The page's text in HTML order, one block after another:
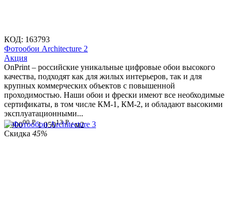
КОД: 163793
Фотообои Architecture 2
Aкция
OnPrint – российские уникальные цифровые обои высокого
качества, подходят как для жилых интерьеров, так и для
крупных коммерческих объектов с повышенной
проходимостью. Наши обои и фрески имеют все необходимые
сертификаты, в том числе КМ-1, КМ-2, и обладают высокими
эксплуатационными...
1 90000 Р 1 05013 Р / м2
Скидка 45%